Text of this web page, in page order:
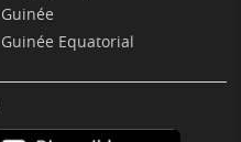
Guinée
Guinée Equatorial